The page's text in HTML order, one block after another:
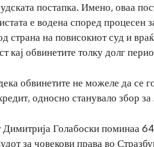
постапка. Имено, оваа
е водена според процесен
страна на повисокиот суд и
кај обвинетите толку долг
обвинетите не можеле да се
односно станувало збор за
Голабоски поминаа
за човекови права во